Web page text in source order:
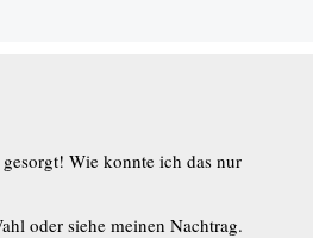
Wie konnte ich das nur
oder siehe meinen Nachtrag.